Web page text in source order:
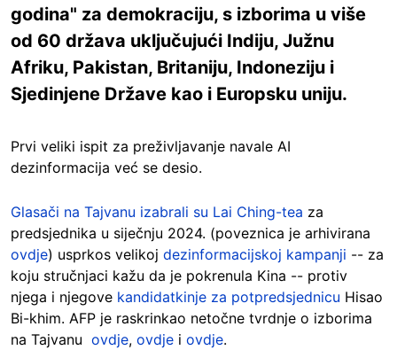
godina" za demokraciju, s izborima u više
od 60 država uključujući Indiju, Južnu
Afriku, Pakistan, Britaniju, Indoneziju i
Sjedinjene Države kao i Europsku uniju.
Prvi veliki ispit za preživljavanje navale AI
dezinformacija već se desio.
Glasači na Tajvanu izabrali su Lai Ching-tea za
predsjednika u siječnju 2024. (poveznica je arhivirana
ovdje) usprkos velikoj dezinformacijskoj kampanji -- za
koju stručnjaci kažu da je pokrenula Kina -- protiv
njega i njegove kandidatkinje za potpredsjednicu Hisao
Bi-khim. AFP je raskrinkao netočne tvrdnje o izborima
na Tajvanu ovdje, ovdje i ovdje.